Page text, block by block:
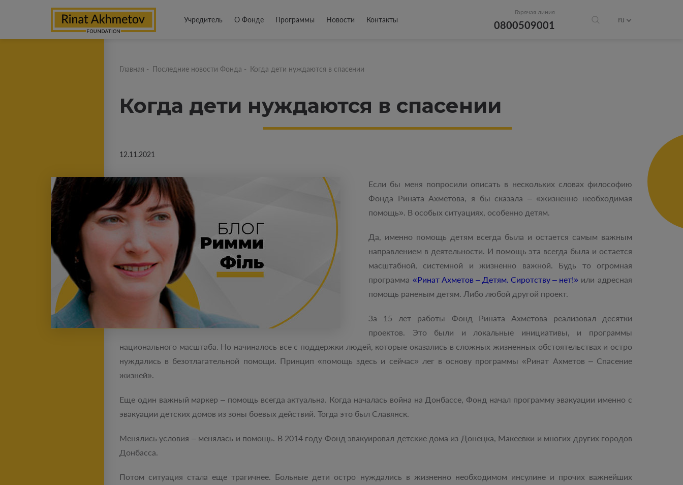
Учредитель О Фонде Программы Новости Контакты
Горячая линия
0800509001 ru
Главная - Последние новости Фонда - Когда дети нуждаются в спасении
Когда дети нуждаются в спасении
12.11.2021
Если бы меня попросили описать в нескольких словах философию
Фонда Рината Ахметова, я бы сказала – «жизненно необходимая
помощь». В особых ситуациях, особенно детям.
Да, именно помощь детям всегда была и остается самым важным
направлением в деятельности. И помощь эта всегда была и остается
масштабной, системной и жизненно важной. Будь то огромная
программа «Ринат Ахметов – Детям. Сиротству – нет!»или адресная
помощь раненым детям. Либо любой другой проект.
За 15 лет работы Фонд Рината Ахметова реализовал десятки
проектов. Это были и локальные инициативы, и программы
национального масштаба. Но начиналось все с поддержки людей, которые оказались в сложных жизненных обстоятельствах и остро
нуждались в безотлагательной помощи. Принцип «помощь здесь и сейчас» лег в основу программы «Ринат Ахметов – Спасение
жизней».
Еще один важный маркер – помощь всегда актуальна. Когда началась война на Донбассе, Фонд начал программу эвакуации именно с
эвакуации детских домов из зоны боевых действий. Тогда это был Славянск.
Менялись условия – менялась и помощь. В 2014 году Фонд эвакуировал детские дома из Донецка, Макеевки и многих других городов
Донбасса.
Потом ситуация стала еще трагичнее. Больные дети остро нуждались в жизненно необходимом инсулине и прочих важнейших